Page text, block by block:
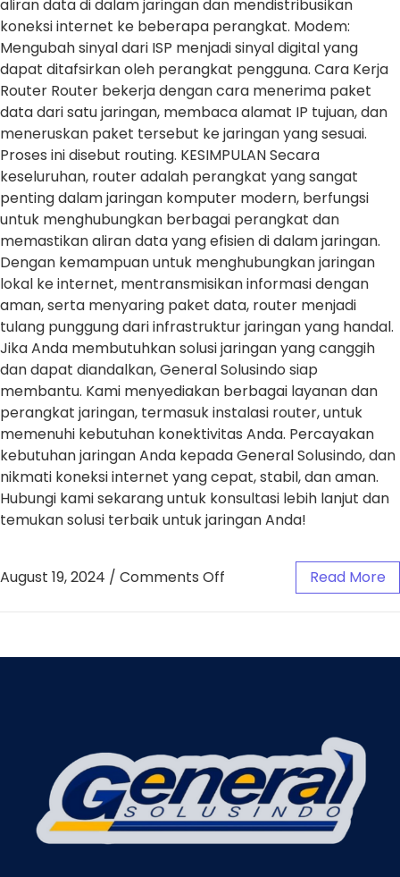
aliran data di dalam jaringan dan mendistribusikan
koneksi internet ke beberapa perangkat. Modem:
Mengubah sinyal dari ISP menjadi sinyal digital yang
dapat ditafsirkan oleh perangkat pengguna. Cara Kerja
Router Router bekerja dengan cara menerima paket
data dari satu jaringan, membaca alamat IP tujuan, dan
meneruskan paket tersebut ke jaringan yang sesuai.
Proses ini disebut routing. KESIMPULAN Secara
keseluruhan, router adalah perangkat yang sangat
penting dalam jaringan komputer modern, berfungsi
untuk menghubungkan berbagai perangkat dan
memastikan aliran data yang efisien di dalam jaringan.
Dengan kemampuan untuk menghubungkan jaringan
lokal ke internet, mentransmisikan informasi dengan
aman, serta menyaring paket data, router menjadi
tulang punggung dari infrastruktur jaringan yang handal.
Jika Anda membutuhkan solusi jaringan yang canggih
dan dapat diandalkan, General Solusindo siap
membantu. Kami menyediakan berbagai layanan dan
perangkat jaringan, termasuk instalasi router, untuk
memenuhi kebutuhan konektivitas Anda. Percayakan
kebutuhan jaringan Anda kepada General Solusindo, dan
nikmati koneksi internet yang cepat, stabil, dan aman.
Hubungi kami sekarang untuk konsultasi lebih lanjut dan
temukan solusi terbaik untuk jaringan Anda!
August 19, 2024 / Comments Off Read More